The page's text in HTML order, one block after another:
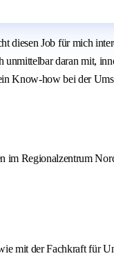
diesen Job für mich
daran mit,
Know-how bei der
im Regionalzentrum
mit der Fachkraft für